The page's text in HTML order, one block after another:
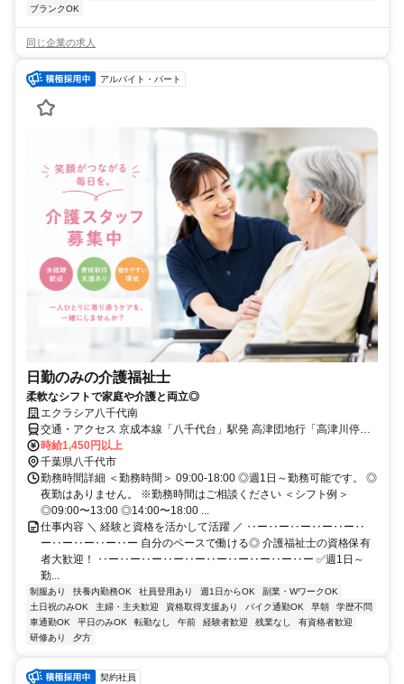
ブランクOK
同じ企業の求人
アルバイト・パート
日勤のみの介護福祉士
柔軟なシフトで家庭や介護と両立◎
エクラシア八千代南
交通・アクセス 京成本線「八千代台」駅発 高津団地行「高津川停留
所」降車後4分 / 京成本線 八千代台駅より徒歩30分
時給1,450円以上
千葉県八千代市
勤務時間詳細 ＜勤務時間＞ 09:00-18:00 ◎週1日～勤務可能です。 ◎
夜勤はありません。 ※勤務時間はご相談ください ＜シフト例＞
◎09:00〜13:00 ◎14:00〜18:00 ...
仕事内容 ＼ 経験と資格を活かして活躍 ／ ‥ー‥ー‥ー‥ー‥ー‥
ー‥ー‥ー‥ー‥ー 自分のペースで働ける◎ 介護福祉士の資格保有
者大歓迎！ ‥ー‥ー‥ー‥ー‥ー‥ー‥ー‥ー‥ー‥ー ✅週1日～
勤...
制服あり 扶養内勤務OK 社員登用あり 週1日からOK
副業・WワークOK
土日祝のみOK
主婦・主夫歓迎 資格取得支援あり バイク通勤OK 早朝
学歴不問
車通勤OK
平日のみOK 転勤なし 午前 経験者歓迎 残業なし
有資格者歓迎
研修あり
夕方
契約社員